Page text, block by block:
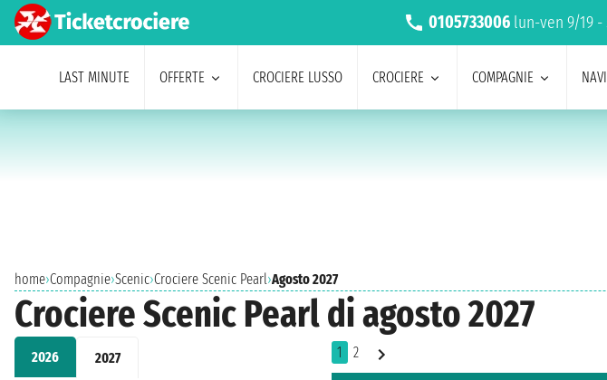
0105733006 lun-ven 9/19 -
LAST MINUTE OFFERTE CROCIERE LUSSO CROCIERE COMPAGNIE NAVI
home›Compagnie›Scenic›Crociere Scenic Pearl›Agosto 2027
Crociere Scenic Pearl di agosto 2027
2026 2027 1 2